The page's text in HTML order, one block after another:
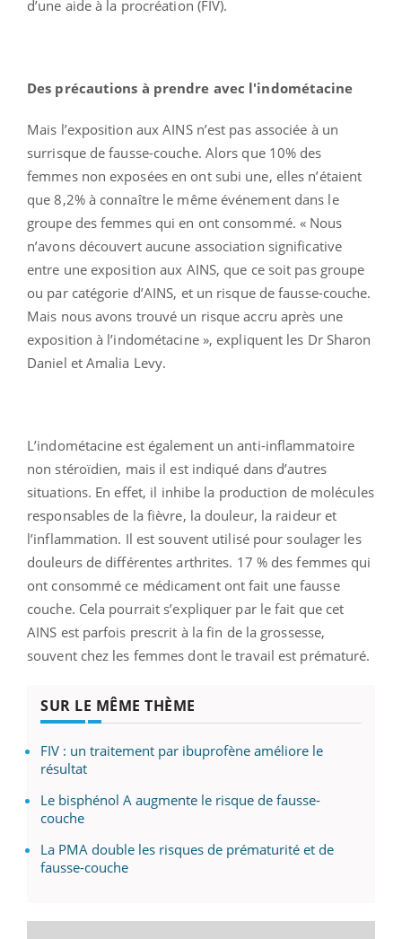
d’une aide à la procréation (FIV).
Des précautions à prendre avec l'indométacine
Mais l’exposition aux AINS n’est pas associée à un
surrisque de fausse-couche. Alors que 10% des
femmes non exposées en ont subi une, elles n’étaient
que 8,2% à connaître le même événement dans le
groupe des femmes qui en ont consommé. « Nous
n’avons découvert aucune association significative
entre une exposition aux AINS, que ce soit pas groupe
ou par catégorie d’AINS, et un risque de fausse-couche.
Mais nous avons trouvé un risque accru après une
exposition à l’indométacine », expliquent les Dr Sharon
Daniel et Amalia Levy.
L’indométacine est également un anti-inflammatoire
non stéroïdien, mais il est indiqué dans d’autres
situations. En effet, il inhibe la production de molécules
responsables de la fièvre, la douleur, la raideur et
l’inflammation. Il est souvent utilisé pour soulager les
douleurs de différentes arthrites. 17 % des femmes qui
ont consommé ce médicament ont fait une fausse
couche. Cela pourrait s’expliquer par le fait que cet
AINS est parfois prescrit à la fin de la grossesse,
souvent chez les femmes dont le travail est prématuré.
SUR LE MÊME THÈME
FIV : un traitement par ibuprofène améliore le
résultat
Le bisphénol A augmente le risque de fausse-
couche
La PMA double les risques de prématurité et de
fausse-couche